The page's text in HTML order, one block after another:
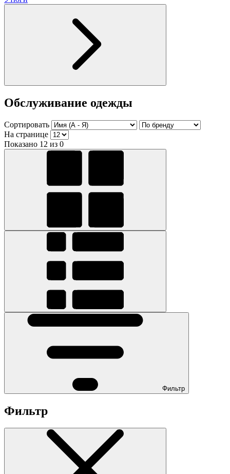
Обслуживание одежды
Сортировать
На странице
Показано 12 из 0
Фильтр
Фильтр